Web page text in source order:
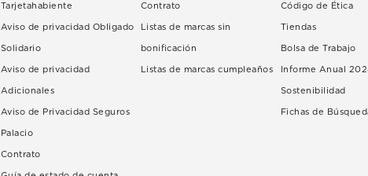
Tarjetahabiente
Aviso de privacidad Obligado
Solidario
Aviso de privacidad
Adicionales
Aviso de Privacidad Seguros
Palacio
Contrato
Contrato
Listas de marcas sin
bonificación
Listas de marcas cumpleaños
Código de Ética
Tiendas
Bolsa de Trabajo
Informe Anual
Sostenibilidad
Fichas de